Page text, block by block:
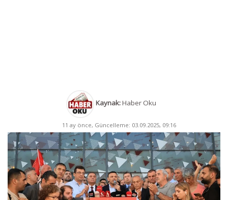
Kaynak:Haber Oku
11 ay önce, Güncelleme: 03.09.2025, 09:16